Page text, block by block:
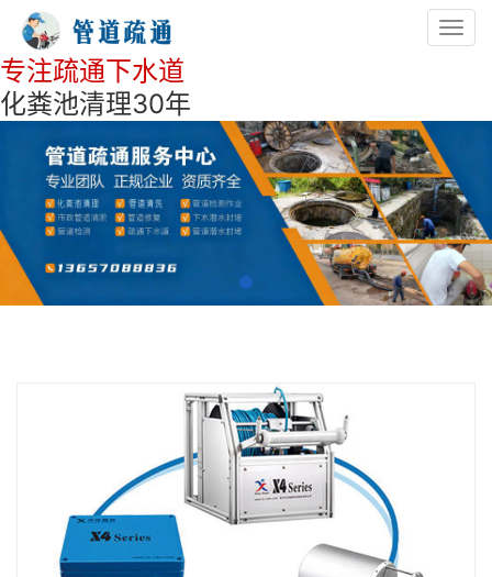
专注疏通下水道
化粪池清理30年